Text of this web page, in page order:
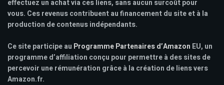
effectuez un achat via ces liens, sans aucun surcoût pour
vous. Ces revenus contribuent au financement du site et à la
production de contenus indépendants.
Ce site participe au Programme Partenaires d’Amazon EU, un
programme d’affiliation conçu pour permettre à des sites de
percevoir une rémunération grâce à la création de liens vers
Amazon.fr.